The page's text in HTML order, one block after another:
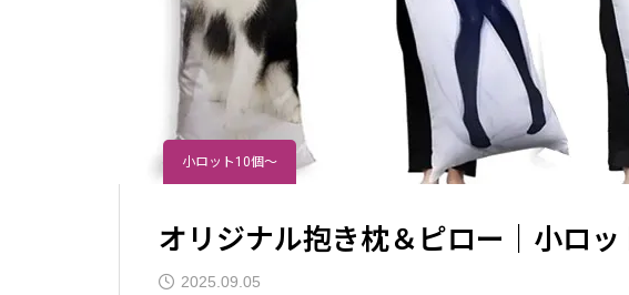
小ロット10個～
オリジナル抱き枕＆ピロー｜小ロッ
2025.09.05